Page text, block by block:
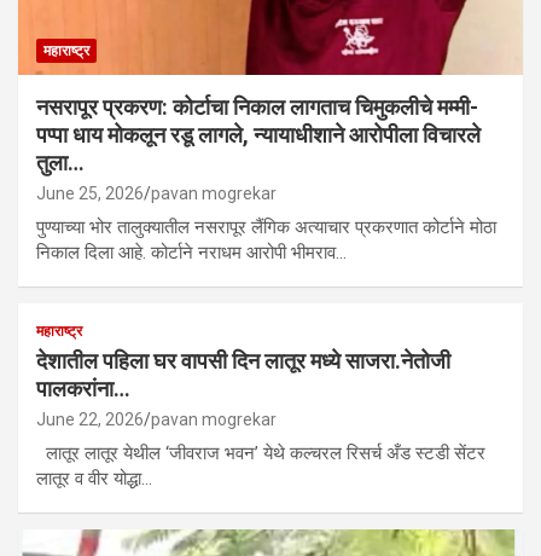
महाराष्ट्र
नसरापूर प्रकरण: कोर्टाचा निकाल लागताच चिमुकलीचे मम्मी-
पप्पा धाय मोकलून रडू लागले, न्यायाधीशाने आरोपीला विचारले
तुला…
June 25, 2026 pavan mogrekar
पुण्याच्या भोर तालुक्यातील नसरापूर लैंगिक अत्याचार प्रकरणात कोर्टाने मोठा
निकाल दिला आहे. कोर्टाने नराधम आरोपी भीमराव…
महाराष्ट्र
देशातील पहिला घर वापसी दिन लातूर मध्ये साजरा.नेतोजी
पालकरांना…
June 22, 2026 pavan mogrekar
लातूर लातूर येथील ‘जीवराज भवन’ येथे कल्चरल रिसर्च अँड स्टडी सेंटर
लातूर व वीर योद्धा…